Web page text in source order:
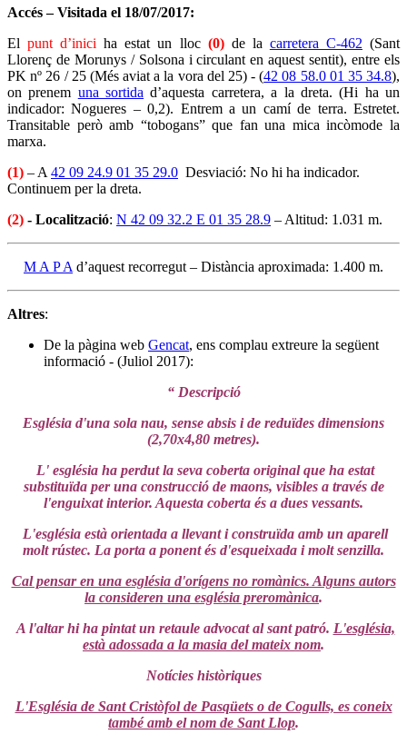
Accés – Visitada el 18/07/2017:
Elpunt d’inici ha estat un lloc (0)de la carretera C-462 (Sant
Llorenç de Morunys / Solsona i circulant en aquest sentit), entre els
PK nº 26 / 25 (Més aviat a la vora del 25) - (42 08 58.0 01 35 34.8),
on prenem una sortida d’aquesta carretera, a la dreta. (Hi ha un
indicador: Nogueres – 0,2). Entrem a un camí de terra. Estretet.
Transitable però amb “tobogans” que fan una mica incòmode la
marxa.
(1) – A 42 09 24.9 01 35 29.0 Desviació: No hi ha indicador.
Continuem per la dreta.
(2) - Localització: N 42 09 32.2 E 01 35 28.9 – Altitud: 1.031 m.
M A P A d’aquest recorregut – Distància aproximada: 1.400 m.
Altres:
De la pàgina web Gencat, ens complau extreure la següent
informació - (Juliol 2017):
“ Descripció
Església d'una sola nau, sense absis i de reduïdes dimensions
(2,70x4,80 metres).
L' església ha perdut la seva coberta original que ha estat
substituïda per una construcció de maons, visibles a través de
l'enguixat interior. Aquesta coberta és a dues vessants.
L'església està orientada a llevant i construïda amb un aparell
molt rústec. La porta a ponent és d'esqueixada i molt senzilla.
Cal pensar en una església d'orígens no romànics. Alguns autors
la consideren una església preromànica.
A l'altar hi ha pintat un retaule advocat al sant patró. L'església,
està adossada a la masia del mateix nom.
Notícies històriques
L'Església de Sant Cristòfol de Pasqüets o de Cogulls, es coneix
també amb el nom de Sant Llop.